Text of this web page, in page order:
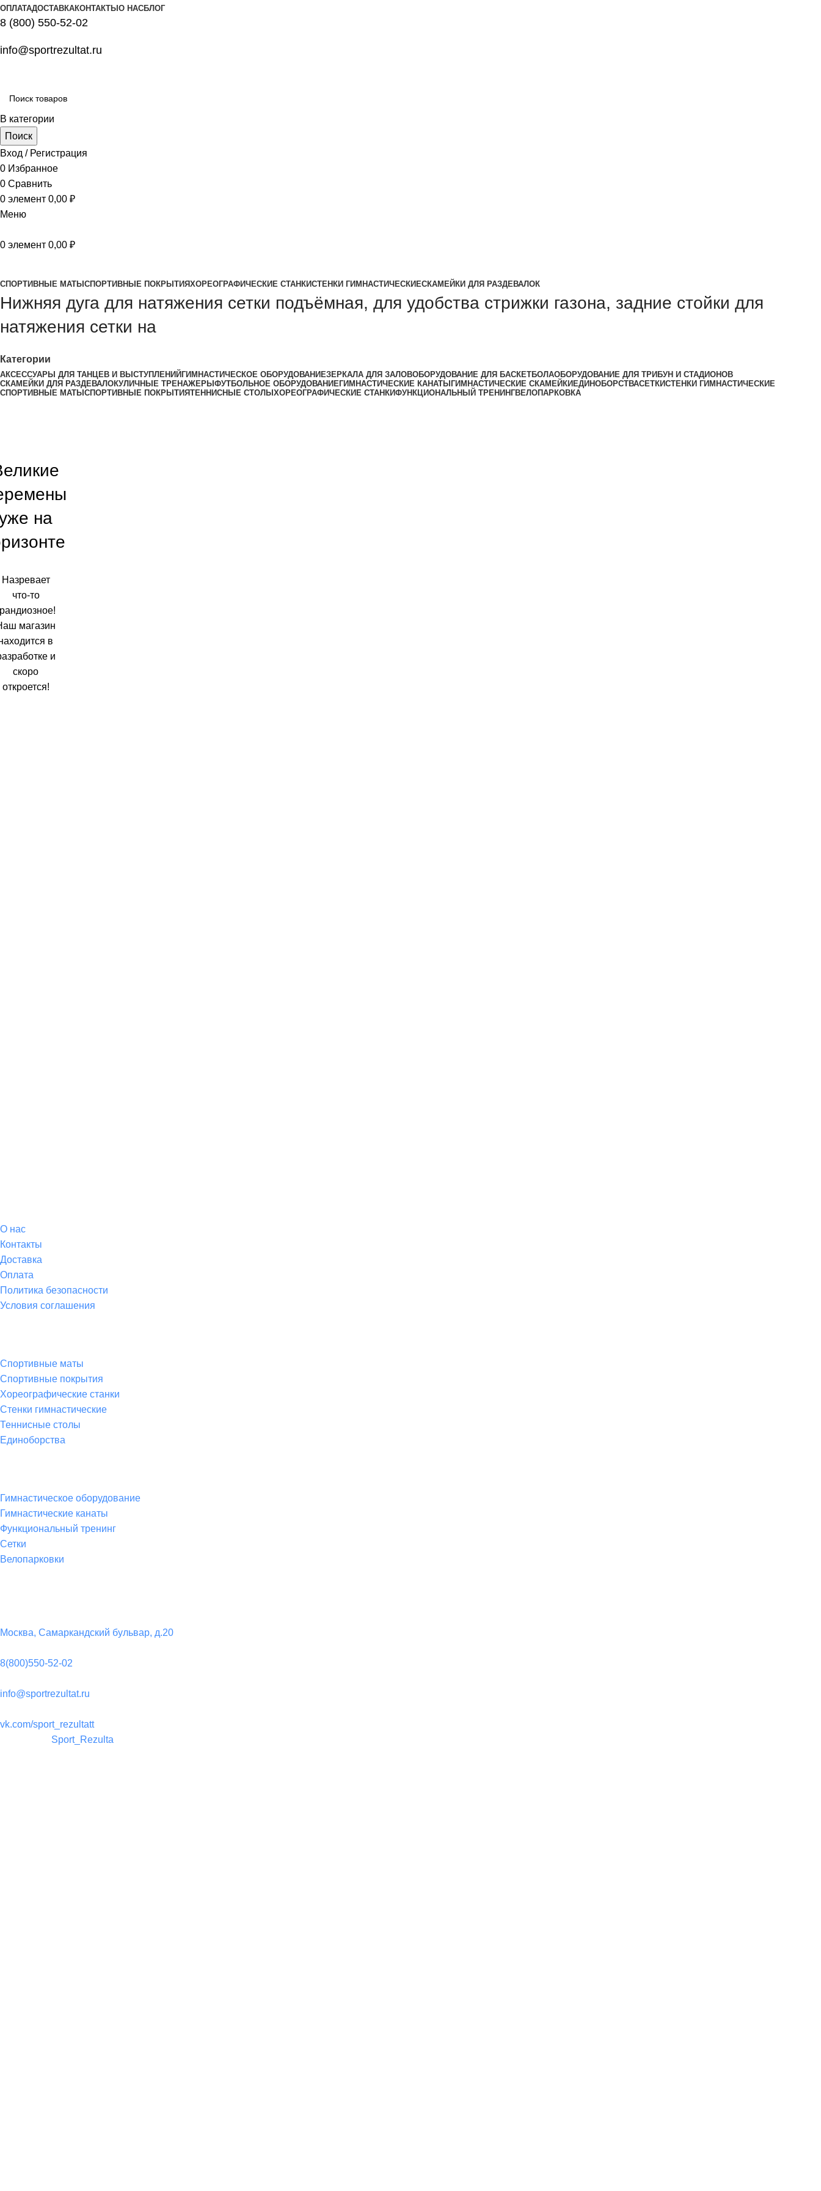
ОПЛАТАДОСТАВКАКОНТАКТЫ О НАСБЛОГ
8 (800) 550-52-02
info@sportrezultat.ru
В категории
Поиск
Вход / Регистрация
0 Избранное
0 Сравнить
0 элемент 0,00 ₽
Меню
0 элемент 0,00 ₽
СПОРТИВНЫЕ МАТЫ СПОРТИВНЫЕ ПОКРЫТИЯХОРЕОГРАФИЧЕСКИЕ СТАНКИСТЕНКИ ГИМНАСТИЧЕСКИЕСКАМЕЙКИ ДЛЯ РАЗДЕВАЛОК
Нижняя дуга для натяжения сетки подъёмная, для удобства стрижки газона, задние стойки для
натяжения сетки на
Категории
АКСЕССУАРЫ ДЛЯ ТАНЦЕВ И ВЫСТУПЛЕНИЙ ГИМНАСТИЧЕСКОЕ ОБОРУДОВАНИЕЗЕРКАЛА ДЛЯ ЗАЛОВОБОРУДОВАНИЕ ДЛЯ БАСКЕТБОЛАОБОРУДОВАНИЕ ДЛЯ ТРИБУН И СТАДИОНОВ
СКАМЕЙКИ ДЛЯ РАЗДЕВАЛОКУЛИЧНЫЕ ТРЕНАЖЕРЫ ФУТБОЛЬНОЕ ОБОРУДОВАНИЕГИМНАСТИЧЕСКИЕ КАНАТЫ ГИМНАСТИЧЕСКИЕ СКАМЕЙКИ ЕДИНОБОРСТВАСЕТКИСТЕНКИ ГИМНАСТИЧЕСКИЕ
СПОРТИВНЫЕ МАТЫ СПОРТИВНЫЕ ПОКРЫТИЯТЕННИСНЫЕ СТОЛЫ ХОРЕОГРАФИЧЕСКИЕ СТАНКИФУНКЦИОНАЛЬНЫЙ ТРЕНИНГВЕЛОПАРКОВКА
на
Назревает
что-то
магазин
в
и
скоро
откроется!
О нас
Контакты
Доставка
Оплата
Политика безопасности
Условия соглашения
Спортивные маты
Спортивные покрытия
Хореографические станки
Стенки гимнастические
Теннисные столы
Единоборства
Гимнастическое оборудование
Гимнастические канаты
Функциональный тренинг
Сетки
Велопарковки
Москва, Самаркандский бульвар, д.20
8(800)550-52-02
info@sportrezultat.ru
vk.com/sport_rezultatt
Sport_Rezulta